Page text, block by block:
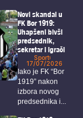
Novi skandal u
FK Bor 1919:
Uhapšeni bivši
predsednik,
sekretar i igrači
Sport
17/07/2026
Iako je FK “Bor
1919” nakon
izbora novog
predsednika i...